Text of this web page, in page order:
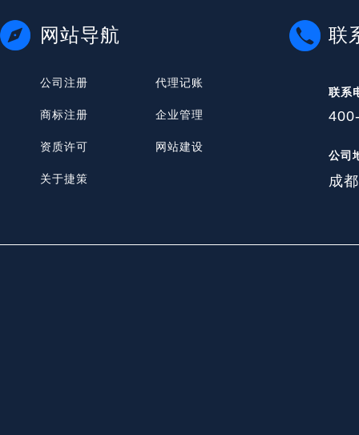
网站导航
公司注册 代理记账
商标注册 企业管理
资质许可 网站建设
关于捷策
联
联系
公司
成